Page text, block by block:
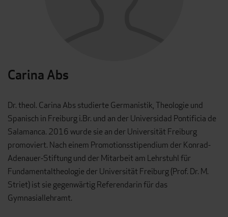
Carina Abs
Dr. theol. Carina Abs studierte Germanistik, Theologie und
Spanisch in Freiburg i.Br. und an der Universidad Pontificia de
Salamanca. 2016 wurde sie an der Universität Freiburg
promoviert. Nach einem Promotionsstipendium der Konrad-
Adenauer-Stiftung und der Mitarbeit am Lehrstuhl für
Fundamentaltheologie der Universität Freiburg (Prof. Dr. M.
Striet) ist sie gegenwärtig Referendarin für das
Gymnasiallehramt.